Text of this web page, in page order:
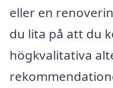
eller en
du lita på att du
högkvalitativa